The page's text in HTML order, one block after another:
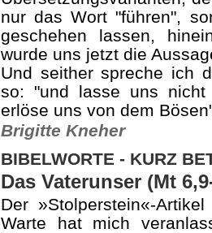
nur das Wort "führen",
geschehen lassen,
wurde uns jetzt die
Und seither spreche ich
so: "und lasse uns nicht
erlöse uns von dem
Brigitte Kneher
BIBELWORTE - KURZ
Das Vaterunser (Mt
Der »Stolperstein«-
Warte hat mich